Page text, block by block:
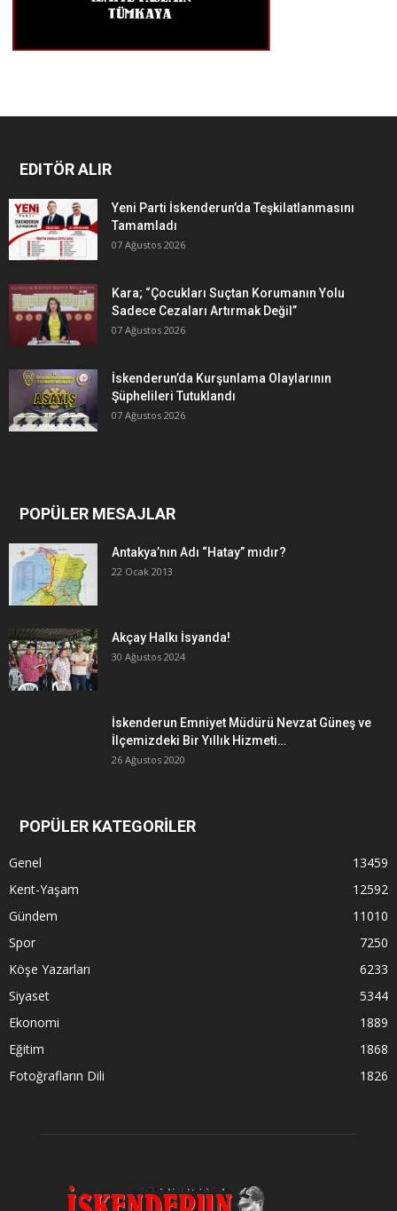
EDITÖR ALIR
Yeni Parti İskenderun’da Teşkilatlanmasını
Tamamladı
07 Ağustos 2026
Kara; “Çocukları Suçtan Korumanın Yolu
Sadece Cezaları Artırmak Değil”
07 Ağustos 2026
İskenderun’da Kurşunlama Olaylarının
Şüphelileri Tutuklandı
07 Ağustos 2026
POPÜLER MESAJLAR
Antakya’nın Adı “Hatay” mıdır?
22 Ocak 2013
Akçay Halkı İsyanda!
30 Ağustos 2024
İskenderun Emniyet Müdürü Nevzat Güneş ve
İlçemizdeki Bir Yıllık Hizmeti…
26 Ağustos 2020
POPÜLER KATEGORİLER
Genel
13459
Kent-Yaşam
12592
Gündem
11010
Spor
7250
Köşe Yazarları
6233
Siyaset
5344
Ekonomi
1889
Eğitim
1868
Fotoğrafların Dili
1826